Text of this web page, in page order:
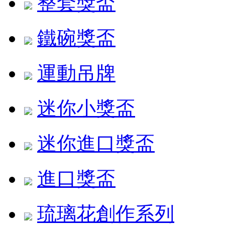
鐵碗獎盃
運動吊牌
迷你小獎盃
迷你進口獎盃
進口獎盃
琉璃花創作系列